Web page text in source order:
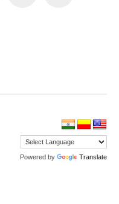
Powered by Translate